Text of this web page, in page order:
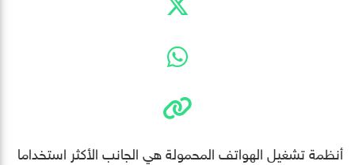
أنظمة تشغيل الهواتف المحمولة هي الجانب الأكثر استخداما